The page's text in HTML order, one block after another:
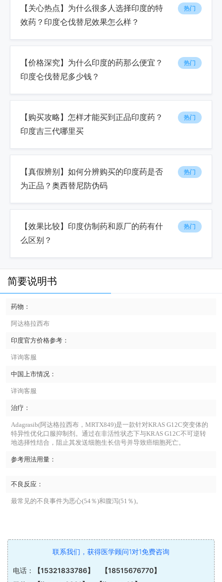
热门
【关心热点】为什么很多人选择印度的特
效药？印度仑伐替尼效果怎么样？
热门
【价格深究】为什么印度的药那么便宜？
印度仑伐替尼多少钱？
热门
【购买攻略】怎样才能买到正品印度药？
印度吉三代哪里买
热门
【真假辨别】如何分辨购买的印度药是否
为正品？奥西替尼防伪码
热门
【效果比较】印度仿制药和原厂的药有什
么区别？
简要说明书
药物：
阿达格拉西布
印度官方价格参考：
详询客服
中国上市情况：
详询客服
治疗：
Adagrasib(阿达格拉西布，MRTX849)是一款针对KRAS G12C突变体的
特异性优化口服抑制剂。通过在非活性状态下与KRAS G12C不可逆转
地选择性结合，阻止其发送细胞生长信号并导致癌细胞死亡。
参考用法用量：
不良反应：
最常见的不良事件为恶心(54％)和腹泻(51％)。
联系我们，获得医学顾问1对1免费咨询
电话：
【15321833786】 【18515676770】